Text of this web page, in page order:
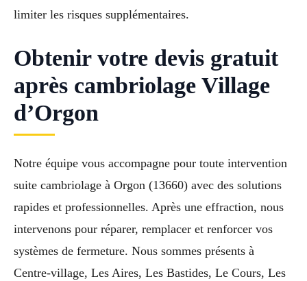
limiter les risques supplémentaires.
Obtenir votre devis gratuit
après cambriolage Village
d’Orgon
Notre équipe vous accompagne pour toute intervention
suite cambriolage à Orgon (13660) avec des solutions
rapides et professionnelles. Après une effraction, nous
intervenons pour réparer, remplacer et renforcer vos
systèmes de fermeture. Nous sommes présents à
Centre-village, Les Aires, Les Bastides, Le Cours, Les